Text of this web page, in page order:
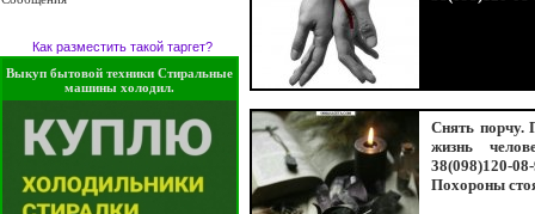
Как разместить такой таргет?
Выкуп бытовой техники Стиральные
машины холодил.
Снять порчу.
жизнь
38(098)120-
Похороны